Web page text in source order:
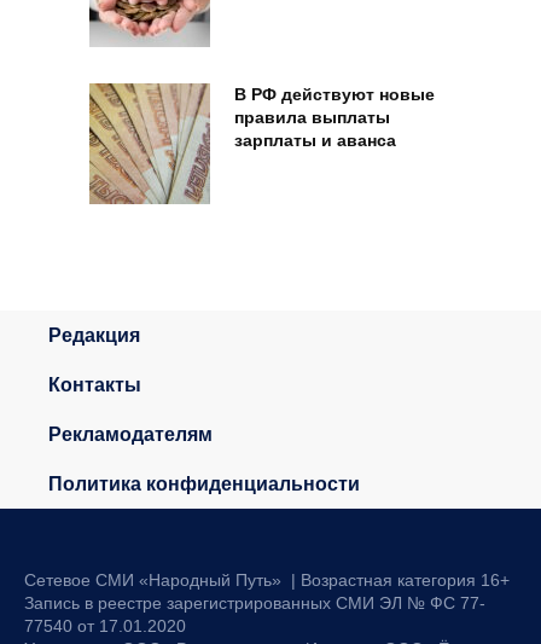
В РФ действуют новые
правила выплаты
зарплаты и аванса
Редакция
Контакты
Рекламодателям
Политика конфиденциальности
Сетевое СМИ «Народный Путь» | Возрастная категория 16+
Запись в реестре зарегистрированных СМИ ЭЛ № ФС 77-
77540 от 17.01.2020